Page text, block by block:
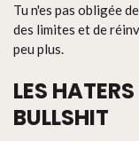
Tu n'es pas obligée
des limites et de
peu plus.
LES
BULLSHIT